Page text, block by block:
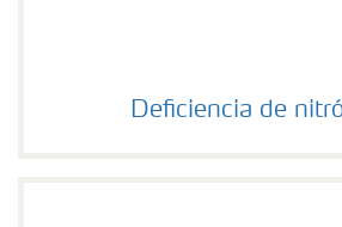
Deficiencia de nitrógeno.
Deficiencia de